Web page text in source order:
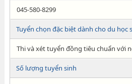
045-580-8299
Tuyển chọn đặc biệt dành cho du học
Thi và xét tuyển đồng tiêu chuẩn với
Số lượng tuyển sinh